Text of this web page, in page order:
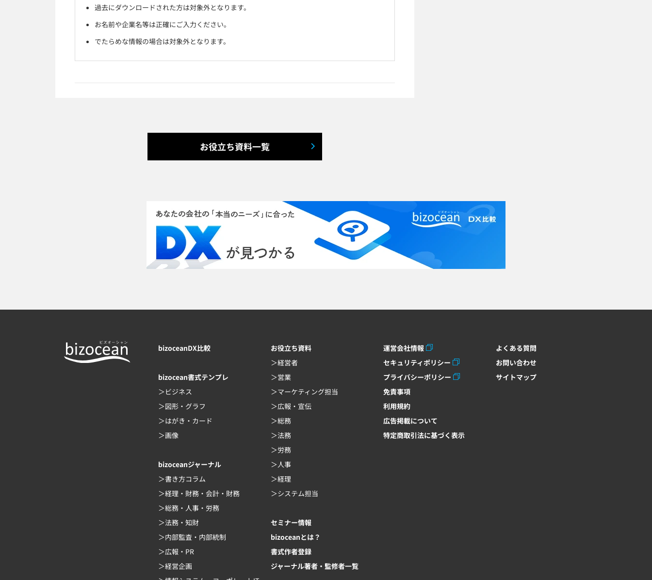
過去にダウンロードされた方は対象外となります。
お名前や企業名等は正確にご入力ください。
でたらめな情報の場合は対象外となります。
お役立ち資料一覧
bizoceanDX比較
bizocean書式テンプレ
ビジネス
図形・グラフ
はがき・カード
画像
bizoceanジャーナル
書き方コラム
経理・財務・会計・財務
総務・人事・労務
法務・知財
内部監査・内部統制
広報・PR
経営企画
お役立ち資料
経営者
営業
マーケティング担当
広報・宣伝
総務
法務
労務
人事
経理
システム担当
セミナー情報
bizoceanとは？
書式作者登録
ジャーナル著者・監修者一覧
運営会社情報
セキュリティポリシー
プライバシーポリシー
免責事項
利用規約
広告掲載について
特定商取引法に基づく表示
よくある質問
お問い合わせ
サイトマップ